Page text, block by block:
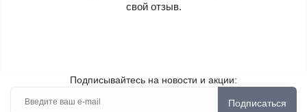
свой отзыв.
Подписывайтесь на новости и акции:
Подписаться